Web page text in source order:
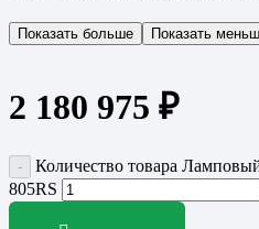
Показать больше Показать
2 180 975 ₽
Количество товара
805RS